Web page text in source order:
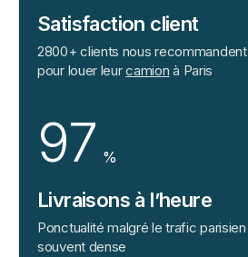
Satisfaction client
2800+ clients nous recommandent
pour louer leurcamion à Paris
97 %
Livraisons à l’heure
Ponctualité malgré le trafic parisien
souvent dense